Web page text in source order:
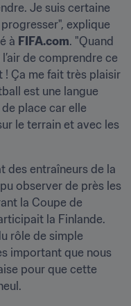
Je suis certaine
explique
à FIFA.com. "Quand
de comprendre ce
! Ça me fait très plaisir
est une langue
place car elle
le terrain et avec les
des entraîneurs de la
observer de près les
la Coupe de
la Finlande.
rôle de simple
important que nous
pour que cette